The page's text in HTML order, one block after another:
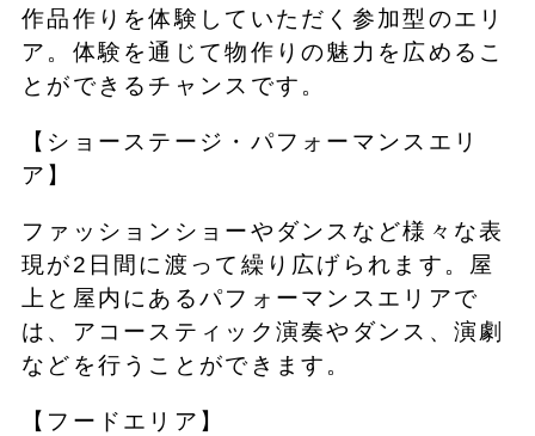
作品作りを体験していただく参加型のエリ
ア。体験を通じて物作りの魅力を広めるこ
とができるチャンスです。
【ショーステージ・パフォーマンスエリ
ア】
ファッションショーやダンスなど様々な表
現が2日間に渡って繰り広げられます。屋
上と屋内にあるパフォーマンスエリアで
は、アコースティック演奏やダンス、演劇
などを行うことができます。
【フードエリア】